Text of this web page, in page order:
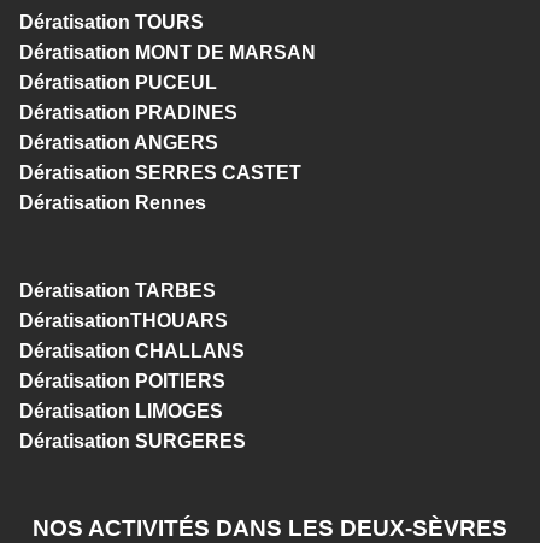
Dératisation TOURS
Dératisation MONT DE MARSAN
Dératisation PUCEUL
Dératisation PRADINES
Dératisation ANGERS
Dératisation SERRES CASTET
Dératisation Rennes
Dératisation TARBES
DératisationTHOUARS
Dératisation CHALLANS
Dératisation POITIERS
Dératisation LIMOGES
Dératisation SURGERES
NOS ACTIVITÉS DANS LES DEUX-SÈVRES